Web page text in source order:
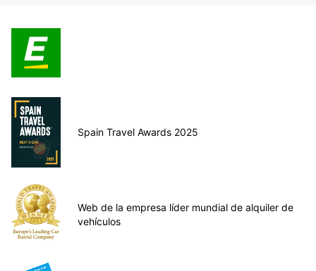
Spain Travel Awards 2025
Web de la empresa líder mundial de alquiler de
vehículos